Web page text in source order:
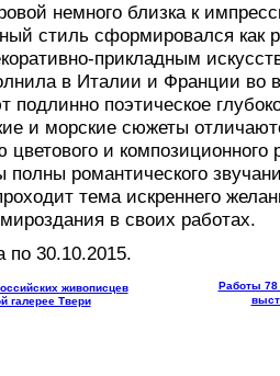
немного близка к
стиль сформировался как
прикладным
в Италии и Франции во
подлинно поэтическое
и морские сюжеты
цветового и
романтического
тема искреннего
в своих работах.
по 30.10.2015.
живописцев
галерее Твери
Работы 78